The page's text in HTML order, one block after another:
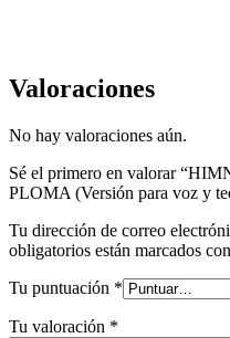
Valoraciones
No hay valoraciones aún.
Sé el primero en valorar
PLOMA (Versión para voz y
Tu dirección de correo
obligatorios están marcados con
Tu puntuación *
Tu valoración *